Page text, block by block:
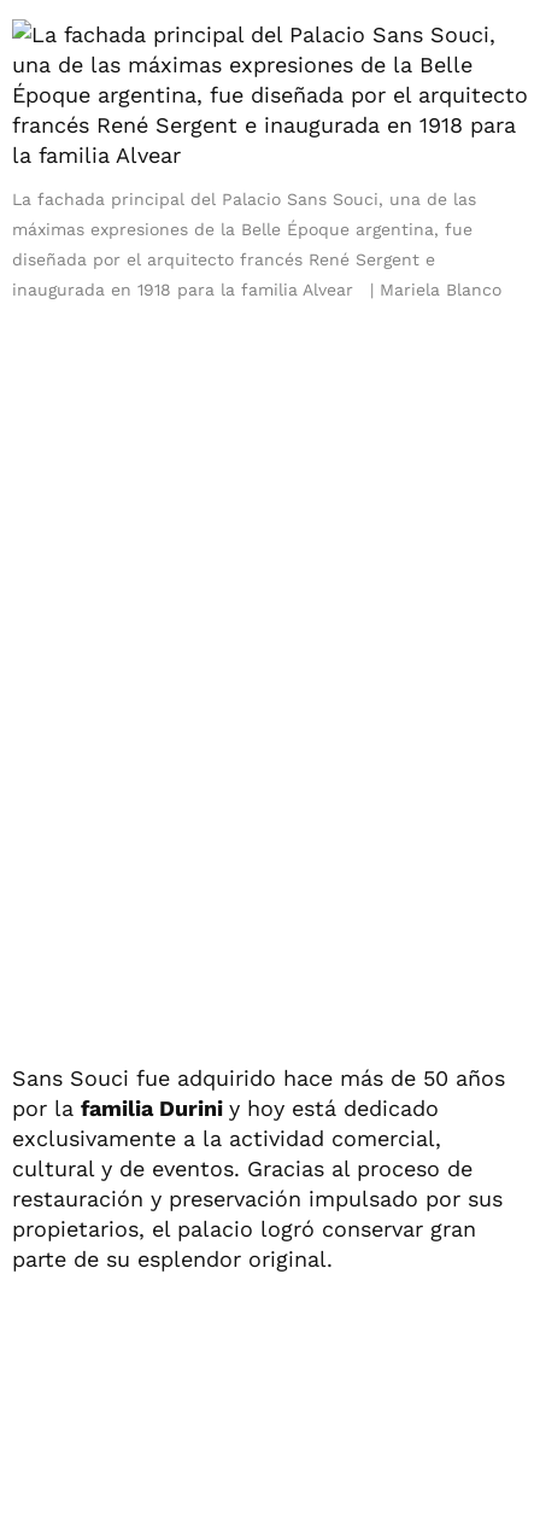
La fachada principal del Palacio Sans Souci, una de las
máximas expresiones de la Belle Époque argentina, fue
diseñada por el arquitecto francés René Sergent e
inaugurada en 1918 para la familia Alvear
Mariela Blanco
Sans Souci fue adquirido hace más de 50 años
por la familia Durini y hoy está dedicado
exclusivamente a la actividad comercial,
cultural y de eventos. Gracias al proceso de
restauración y preservación impulsado por sus
propietarios, el palacio logró conservar gran
parte de su esplendor original.